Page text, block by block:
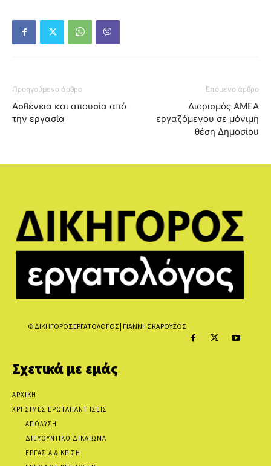
Προηγούμενο άρθρο
Ασθένεια και απουσία από
την εργασία
Επόμενο άρθρο
Διορισμός ΑΜΕΑ
εργαζόμενου σε μόνιμη
θέση Δημοσίου
© ΔΙΚΗΓΟΡΟΣ ΕΡΓΑΤΟΛΟΓΟΣ | ΓΙΑΝΝΗΣ ΚΑΡΟΥΖΟΣ
Σχετικά με εμάς
ΑΡΧΙΚΗ
ΧΡΗΣΙΜΕΣ ΕΡΩΤΑΠΑΝΤΗΣΕΙΣ
ΑΠΟΛΥΣΗ
ΔΙΕΥΘΥΝΤΙΚΟ ΔΙΚΑΙΩΜΑ
ΕΡΓΑΣΙΑ & ΚΡΙΣΗ